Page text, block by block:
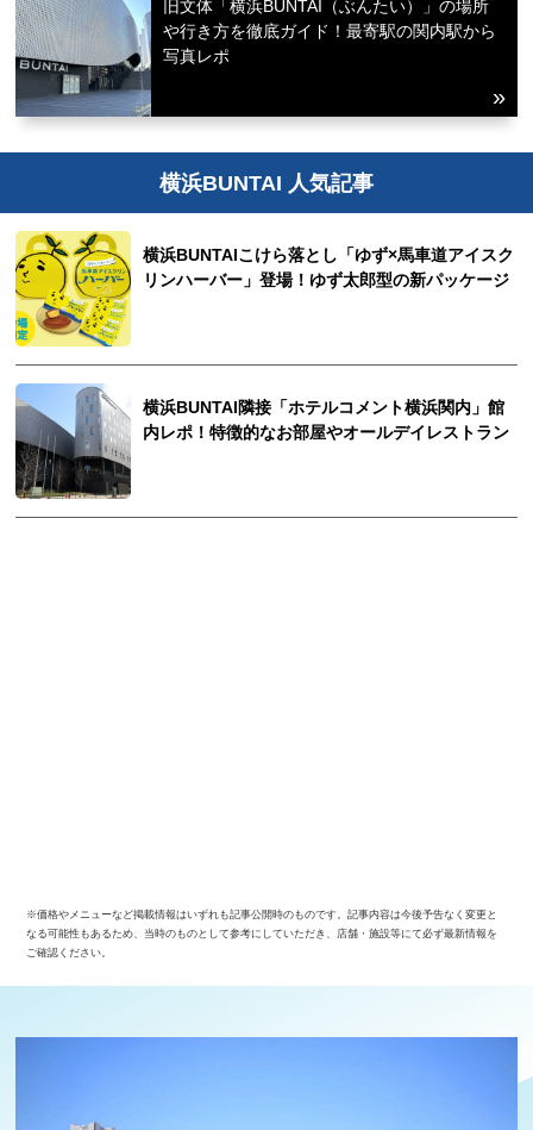
旧文体「横浜BUNTAI（ぶんたい）」の場所
や行き方を徹底ガイド！最寄駅の関内駅から
写真レポ
横浜BUNTAI 人気記事
横浜BUNTAIこけら落とし「ゆず×馬車道アイスク
リンハーバー」登場！ゆず太郎型の新パッケージ
横浜BUNTAI隣接「ホテルコメント横浜関内」館
内レポ！特徴的なお部屋やオールデイレストラン
※価格やメニューなど掲載情報はいずれも記事公開時のものです。記事内容は今後予告なく変更と
なる可能性もあるため、当時のものとして参考にしていただき、店舗・施設等にて必ず最新情報を
ご確認ください。